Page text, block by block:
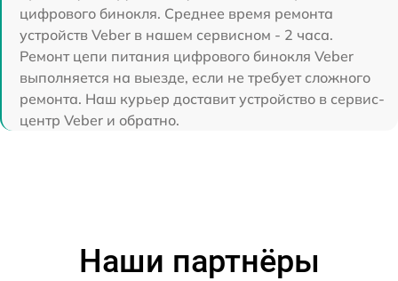
цифрового бинокля. Среднее время ремонта
устройств Veber в нашем сервисном - 2 часа.
Ремонт цепи питания цифрового бинокля Veber
выполняется на выезде, если не требует сложного
ремонта. Наш курьер доставит устройство в сервис-
центр Veber и обратно.
Наши партнёры